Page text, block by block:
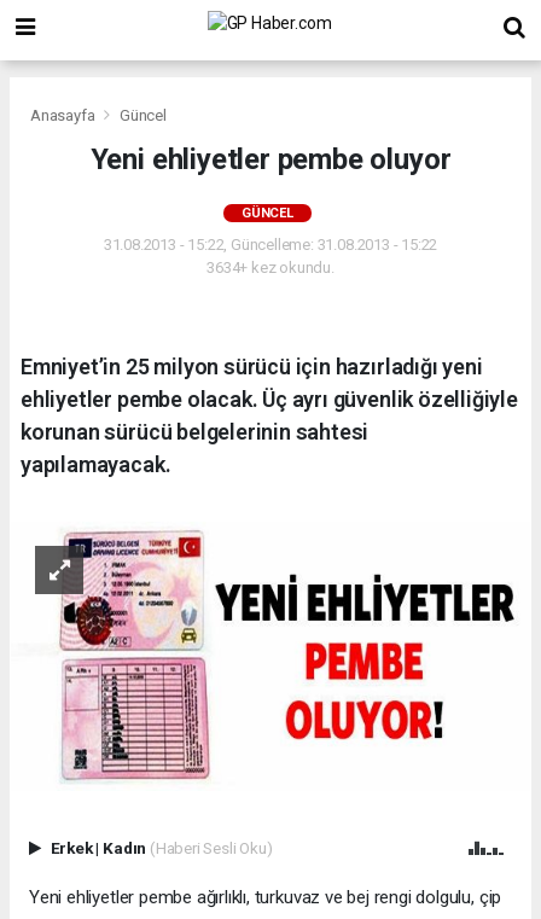
Anasayfa Güncel
Yeni ehliyetler pembe oluyor
GÜNCEL
31.08.2013 - 15:22, Güncelleme: 31.08.2013 - 15:22
3634+ kez okundu.
Emniyet’in 25 milyon sürücü için hazırladığı yeni
ehliyetler pembe olacak. Üç ayrı güvenlik özelliğiyle
korunan sürücü belgelerinin sahtesi
yapılamayacak.
Erkek| Kadın (Haberi Sesli Oku)
Yeni ehliyetler pembe ağırlıklı, turkuvaz ve bej rengi dolgulu, çip